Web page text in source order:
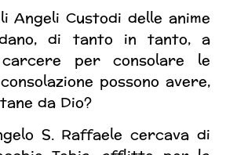
Angeli Custodi delle anime
di tanto in tanto, a
per consolare le
possono avere,
da Dio?
S. Raffaele cercava di